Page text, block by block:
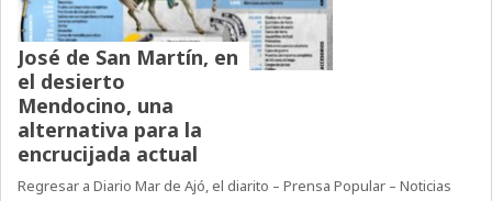
José de San Martín, en
el desierto
Mendocino, una
alternativa para la
encrucijada actual
Regresar a Diario Mar de Ajó, el diarito – Prensa Popular – Noticias